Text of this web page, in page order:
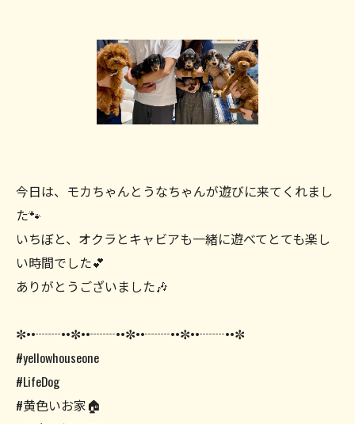
今日は、モカちゃんとうなちゃんが遊びに来てくれまし
た🐾
いちぼと、オクラとキャビアも一緒に遊べてとても楽し
い時間でした💕
ありがとうございました🎶
✼••┈┈••✼••┈┈••✼••┈┈••✼••┈┈••✼
#yellowhouseone
#LifeDog
#黄色いお家🏠